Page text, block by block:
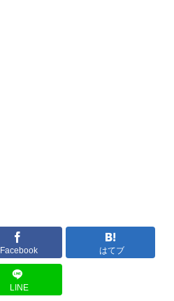
Facebook はてブ
LINE